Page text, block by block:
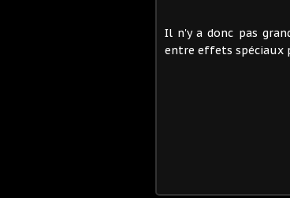
Il n'y a donc pas
entre effets spéciaux